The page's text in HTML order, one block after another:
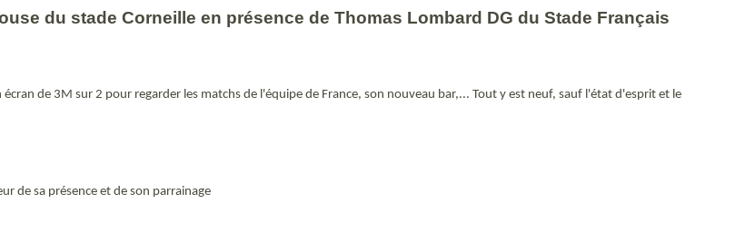
du stade Corneille en présence de Thomas Lombard DG du Stade Français
de 3M sur 2 pour regarder les matchs de l'équipe de France, son nouveau bar,... Tout y est neuf, sauf l'état d'esprit et le
de sa présence et de son parrainage